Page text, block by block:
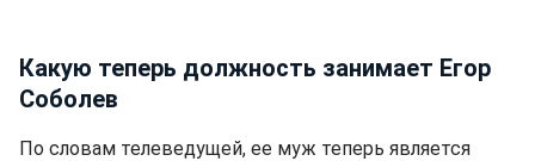
Какую теперь должность занимает Егор
Соболев
По словам телеведущей, ее муж теперь является